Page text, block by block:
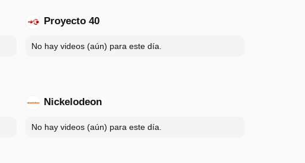
Proyecto 40
No hay videos (aún) para este día.
Nickelodeon
No hay videos (aún) para este día.